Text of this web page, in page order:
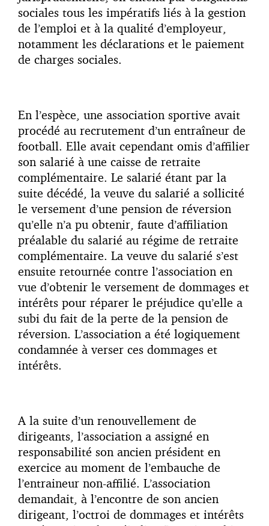
sociales tous les impératifs liés à la gestion
de l’emploi et à la qualité d’employeur,
notamment les déclarations et le paiement
de charges sociales.
En l’espèce, une association sportive avait
procédé au recrutement d’un entraîneur de
football. Elle avait cependant omis d’affilier
son salarié à une caisse de retraite
complémentaire. Le salarié étant par la
suite décédé, la veuve du salarié a sollicité
le versement d’une pension de réversion
qu’elle n’a pu obtenir, faute d’affiliation
préalable du salarié au régime de retraite
complémentaire. La veuve du salarié s’est
ensuite retournée contre l’association en
vue d’obtenir le versement de dommages et
intérêts pour réparer le préjudice qu’elle a
subi du fait de la perte de la pension de
réversion. L’association a été logiquement
condamnée à verser ces dommages et
intérêts.
A la suite d’un renouvellement de
dirigeants, l’association a assigné en
responsabilité son ancien président en
exercice au moment de l’embauche de
l’entraineur non-affilié. L’association
demandait, à l’encontre de son ancien
dirigeant, l’octroi de dommages et intérêts